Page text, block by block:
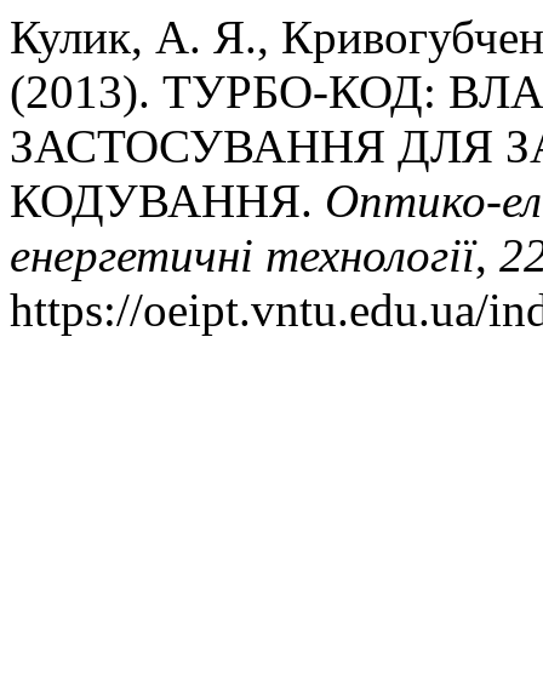
Кулик, А. Я.,
(2013). ТУРБО-КОД:
ЗАСТОСУВАННЯ ДЛЯ
КОДУВАННЯ. Оптико-
енергетичнi технологiї,
https://oeipt.vntu.edu.ua/